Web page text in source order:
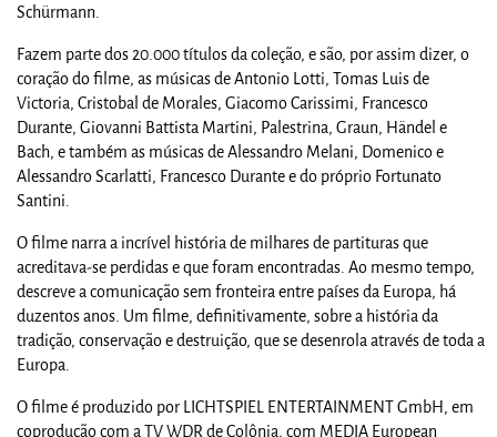
Schürmann.
Fazem parte dos 20.000 títulos da coleção, e são, por assim dizer, o
coração do filme, as músicas de Antonio Lotti, Tomas Luis de
Victoria, Cristobal de Morales, Giacomo Carissimi, Francesco
Durante, Giovanni Battista Martini, Palestrina, Graun, Händel e
Bach, e também as músicas de Alessandro Melani, Domenico e
Alessandro Scarlatti, Francesco Durante e do próprio Fortunato
Santini.
O filme narra a incrível história de milhares de partituras que
acreditava-se perdidas e que foram encontradas. Ao mesmo tempo,
descreve a comunicação sem fronteira entre países da Europa, há
duzentos anos. Um filme, definitivamente, sobre a história da
tradição, conservação e destruição, que se desenrola através de toda a
Europa.
O filme é produzido por LICHTSPIEL ENTERTAINMENT GmbH, em
coprodução com a TV WDR de Colônia, com MEDIA European